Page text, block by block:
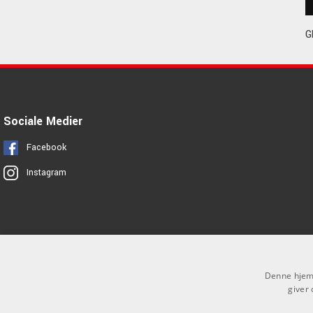
Sociale Medier
Facebook
Instagram
Denne
giver